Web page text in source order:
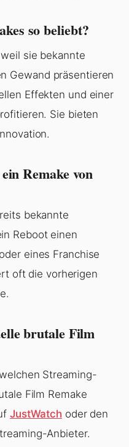
so beliebt?
sie bekannte
Gewand präsentieren
Effekten und einer
Sie bieten
Remake von
bekannte
Reboot einen
eines Franchise
oft die vorherigen
brutale Film
Streaming-
Film Remake
JustWatch oder den
Anbieter.